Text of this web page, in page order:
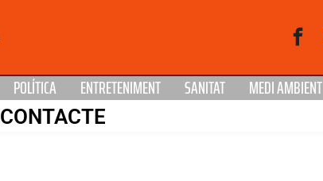
POLÍTICA ENTRETENIMENT SANITAT MEDI AMBIENT
CONTACTE